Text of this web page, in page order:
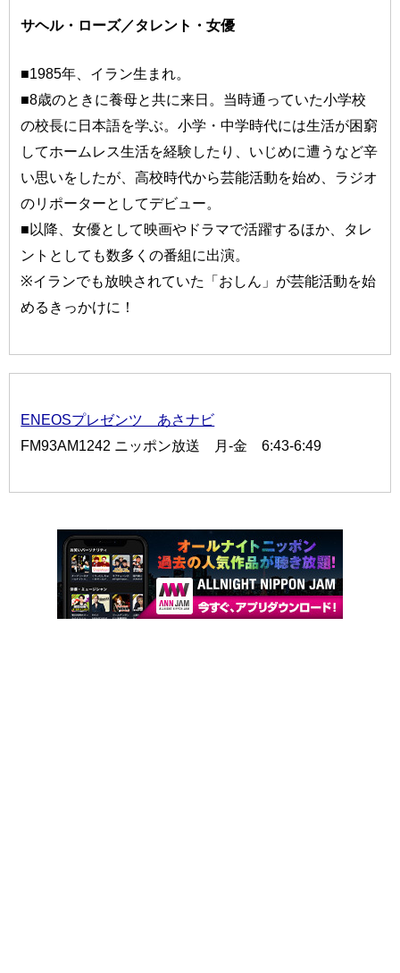
サヘル・ローズ／タレント・女優
■1985年、イラン生まれ。
■8歳のときに養母と共に来日。当時通っていた小学校
の校長に日本語を学ぶ。小学・中学時代には生活が困窮
してホームレス生活を経験したり、いじめに遭うなど辛
い思いをしたが、高校時代から芸能活動を始め、ラジオ
のリポーターとしてデビュー。
■以降、女優として映画やドラマで活躍するほか、タレ
ントとしても数多くの番組に出演。
※イランでも放映されていた「おしん」が芸能活動を始
めるきっかけに！
ENEOSプレゼンツ あさナビ
FM93AM1242 ニッポン放送 月-金 6:43-6:49